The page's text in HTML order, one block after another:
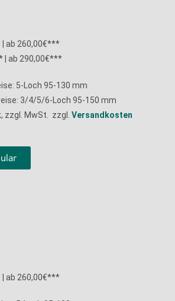
| ab 260,00€***
| ab 290,00€***
5-Loch 95-130 mm
3/4/5/6-Loch 95-150 mm
zzgl. MwSt. zzgl.Versandkosten
| ab 260,00€***